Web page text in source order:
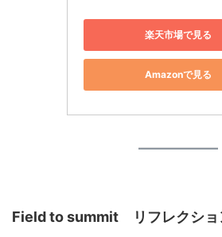
楽天市場で見る
Amazonで見る
Field to summit リフレクシ